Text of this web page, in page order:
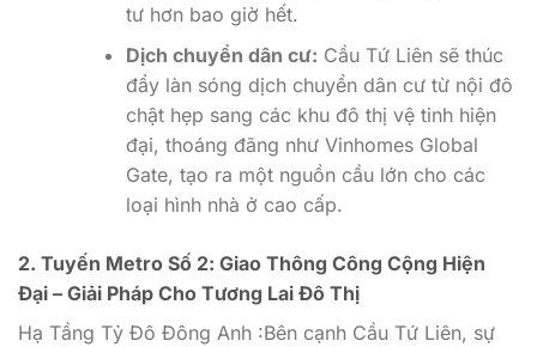
tư hơn bao giờ hết.
Dịch chuyển dân cư: Cầu Tứ Liên sẽ thúc
đẩy làn sóng dịch chuyển dân cư từ nội đô
chật hẹp sang các khu đô thị vệ tinh hiện
đại, thoáng đãng như Vinhomes Global
Gate, tạo ra một nguồn cầu lớn cho các
loại hình nhà ở cao cấp.
2. Tuyến Metro Số 2: Giao Thông Công Cộng Hiện
Đại – Giải Pháp Cho Tương Lai Đô Thị
Hạ Tầng Tỷ Đô Đông Anh :Bên cạnh Cầu Tứ Liên, sự